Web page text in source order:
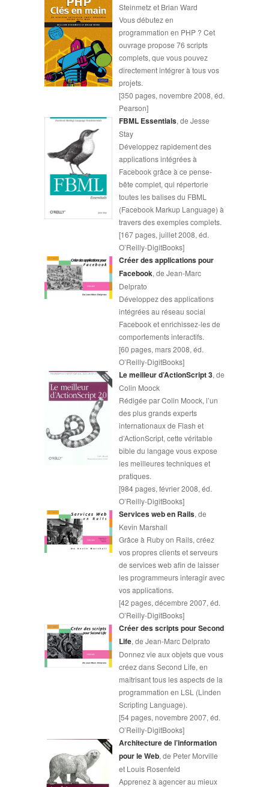
Steinmetz et Brian Ward
Vous débutez en
programmation en PHP ? Cet
ouvrage propose 76 scripts
complets, que vous pouvez
directement intégrer à tous vos
projets.
[350 pages, novembre 2008, éd.
Pearson]
FBML Essentials, de Jesse
Stay
Développez rapidement des
applications intégrées à
Facebook grâce à ce pense-
bête complet, qui répertorie
toutes les balises du FBML
(Facebook Markup Language) à
travers des exemples complets.
[167 pages, juillet 2008, éd.
O’Reilly-DigitBooks]
Créer des applications pour
Facebook, de Jean-Marc
Delprato
Développez des applications
intégrées au réseau social
Facebook et enrichissez-les de
comportements interactifs.
[60 pages, mars 2008, éd.
O’Reilly-DigitBooks]
Le meilleur d’ActionScript 3, de
Colin Moock
Rédigée par Colin Moock, l’un
des plus grands experts
internationaux de Flash et
d’ActionScript, cette véritable
bible du langage vous expose
les meilleures techniques et
pratiques.
[984 pages, février 2008, éd.
O’Reilly-DigitBooks]
Services web en Rails, de
Kevin Marshall
Grâce à Ruby on Rails, créez
vos propres clients et serveurs
de services web afin de laisser
les programmeurs interagir avec
vos applications.
[42 pages, décembre 2007, éd.
O’Reilly-DigitBooks]
Créer des scripts pour Second
Life, de Jean-Marc Delprato
Donnez vie aux objets que vous
créez dans Second Life, en
maîtrisant tous les aspects de la
programmation en LSL (Linden
Scripting Language).
[54 pages, novembre 2007, éd.
O’Reilly-DigitBooks]
Architecture de l’information
pour le Web, de Peter Morville
et Louis Rosenfeld
Apprenez à agencer au mieux